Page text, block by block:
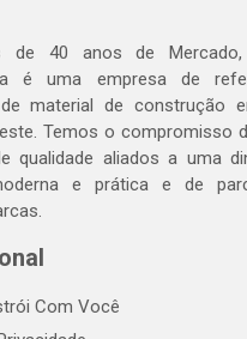
de 40 anos de
é uma empresa de
material de construção
Temos o compromisso
qualidade aliados a uma
e prática e de
Com Você